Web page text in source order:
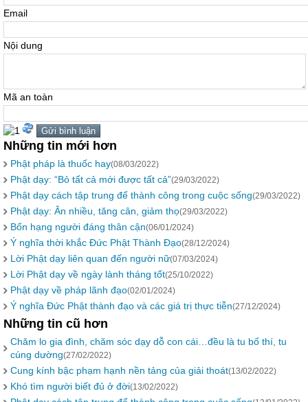
Email
Nội dung
Mã an toàn
Những tin mới hơn
Phật pháp là thuốc hay(08/03/2022)
Phật dạy: “Bỏ tất cả mới được tất cả”(29/03/2022)
Phật dạy cách tập trung để thành công trong cuộc sống(29/03/2022)
Phật dạy: Ăn nhiều, tăng cân, giảm thọ(29/03/2022)
Bốn hạng người đáng thân cận(06/01/2024)
Ý nghĩa thời khắc Đức Phật Thành Đạo(28/12/2024)
Lời Phật dạy liên quan đến người nữ(07/03/2024)
Lời Phật dạy về ngày lành tháng tốt(25/10/2022)
Phật dạy về pháp lãnh đạo(02/01/2024)
Ý nghĩa Đức Phật thành đạo và các giá trị thực tiễn(27/12/2024)
Những tin cũ hơn
Chăm lo gia đình, chăm sóc dạy dỗ con cái…đều là tu bố thí, tu
cúng dường(27/02/2022)
Cung kính bậc phạm hạnh nền tảng của giải thoát(13/02/2022)
Khó tìm người biết đủ ở đời(13/02/2022)